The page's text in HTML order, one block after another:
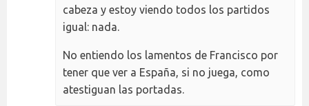
cabeza y estoy viendo todos los partidos
igual: nada.
No entiendo los lamentos de Francisco por
tener que ver a España, si no juega, como
atestiguan las portadas.